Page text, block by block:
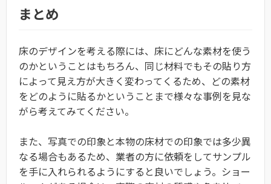
まとめ
床のデザインを考える際には、床にどんな素材を使う
のかということはもちろん、同じ材料でもその貼り方
によって見え方が大きく変わってくるため、どの素材
をどのように貼るかということまで様々な事例を見な
がら考えてみてください。
また、写真での印象と本物の床材での印象では多少異
なる場合もあるため、業者の方に依頼をしてサンプル
を手に入れられるようにすると良いでしょう。ショー